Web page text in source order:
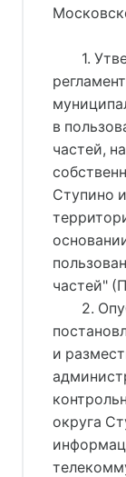
1.
в
частей,
Ступино
частей"
2.
и
округа